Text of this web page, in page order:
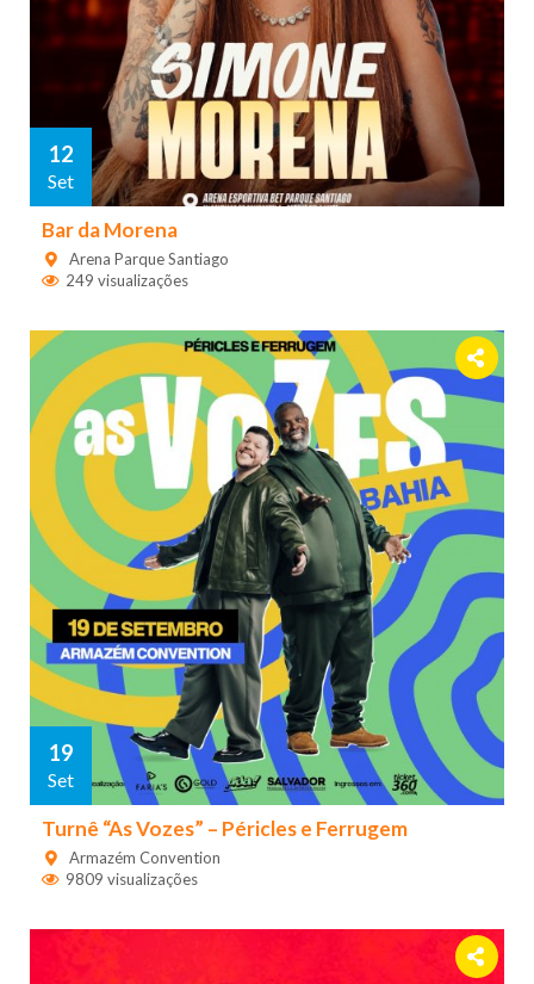
12
Set
Bar da Morena
Arena Parque Santiago
249 visualizações
19
Set
Turnê “As Vozes” – Péricles e Ferrugem
Armazém Convention
9809 visualizações